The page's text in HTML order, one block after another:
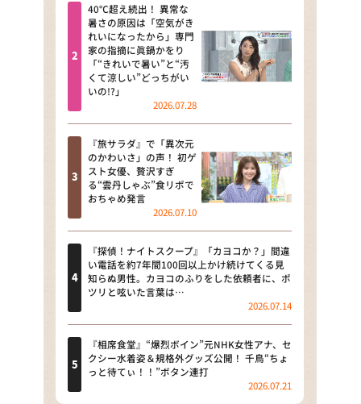
news おかえり
河合＆A.B.C-Z塚田×福井アナ
「なんでやねん！？」（news お
かえり）
DAIGOも台所 ～きょうの献立 何
にする？～
本日はダイアンなり！シーズン２
朝だ！生です旅サラダ
教えて！ニュースライブ 正義の
ミカタ
ＬＩＦＥ～夢のカタチ～
新婚さんいらっしゃい！
ポツンと一軒家
ザキ山小屋本館
40℃超え続出！ 異常な
暑さの原因は「空気がき
れいになったから」専門
家の指摘に眞鍋かをり
「“きれいで暑い”と“汚
くて涼しい”どっちがい
いの!?」
2026.07.28
『旅サラダ』で「異次元
のかわいさ」の声！ 初ゲ
スト女優、贅沢すぎ
る“雲丹しゃぶ”食リポで
おちゃめ発言
2026.07.10
『探偵！ナイトスクープ』「カヨコか？」間違
い電話を約7年間100回以上かけ続けてくる見
知らぬ男性。カヨコのふりをした依頼者に、ポ
ツリと呟いた言葉は…
2026.07.14
『相席食堂』“爆烈ボイン”元NHK女性アナ、セ
クシー水着姿＆規格外グッズ公開！ 千鳥“ちょ
っと待てぃ！！”ボタン連打
2026.07.21